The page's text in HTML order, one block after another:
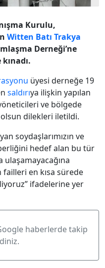
Kurulu,
Witten Batı Trakya
Derneği’ne
üyesi derneğe 19
saldırıya ilişkin yapılan
ve bölgede
dilekleri iletildi.
soydaşlarımızın ve
hedef alan bu tür
failleri en kısa sürede
ifadelerine yer
haberlerde takip